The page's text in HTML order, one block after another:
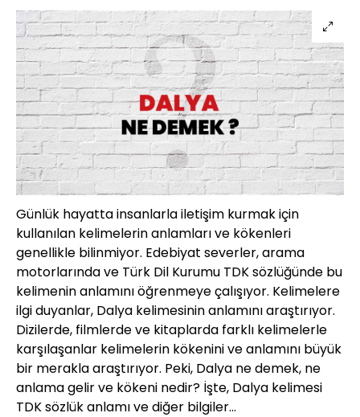
Günlük hayatta insanlarla iletişim kurmak için
kullanılan kelimelerin anlamları ve kökenleri
genellikle bilinmiyor. Edebiyat severler, arama
motorlarında ve Türk Dil Kurumu TDK sözlüğünde bu
kelimenin anlamını öğrenmeye çalışıyor. Kelimelere
ilgi duyanlar, Dalya kelimesinin anlamını araştırıyor.
Dizilerde, filmlerde ve kitaplarda farklı kelimelerle
karşılaşanlar kelimelerin kökenini ve anlamını büyük
bir merakla araştırıyor. Peki, Dalya ne demek, ne
anlama gelir ve kökeni nedir? İşte, Dalya kelimesi
TDK sözlük anlamı ve diğer bilgiler...